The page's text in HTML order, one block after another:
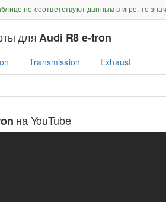
не соответствуют данным в игре, то
для Audi R8 e-tron
Transmission
Exhaust
на YouTube